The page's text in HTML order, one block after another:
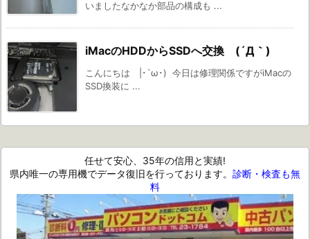
いましたなかなか部品の構成も ...
iMacのHDDからSSDへ交換 (´Д｀)
こんにちは |･`ω･) 今日は修理関係ですがiMacの
SSD換装に ...
任せて安心、35年の信用と実績!
県内唯一の専用機でデータ復旧を行っております。 診断・検査も無
料